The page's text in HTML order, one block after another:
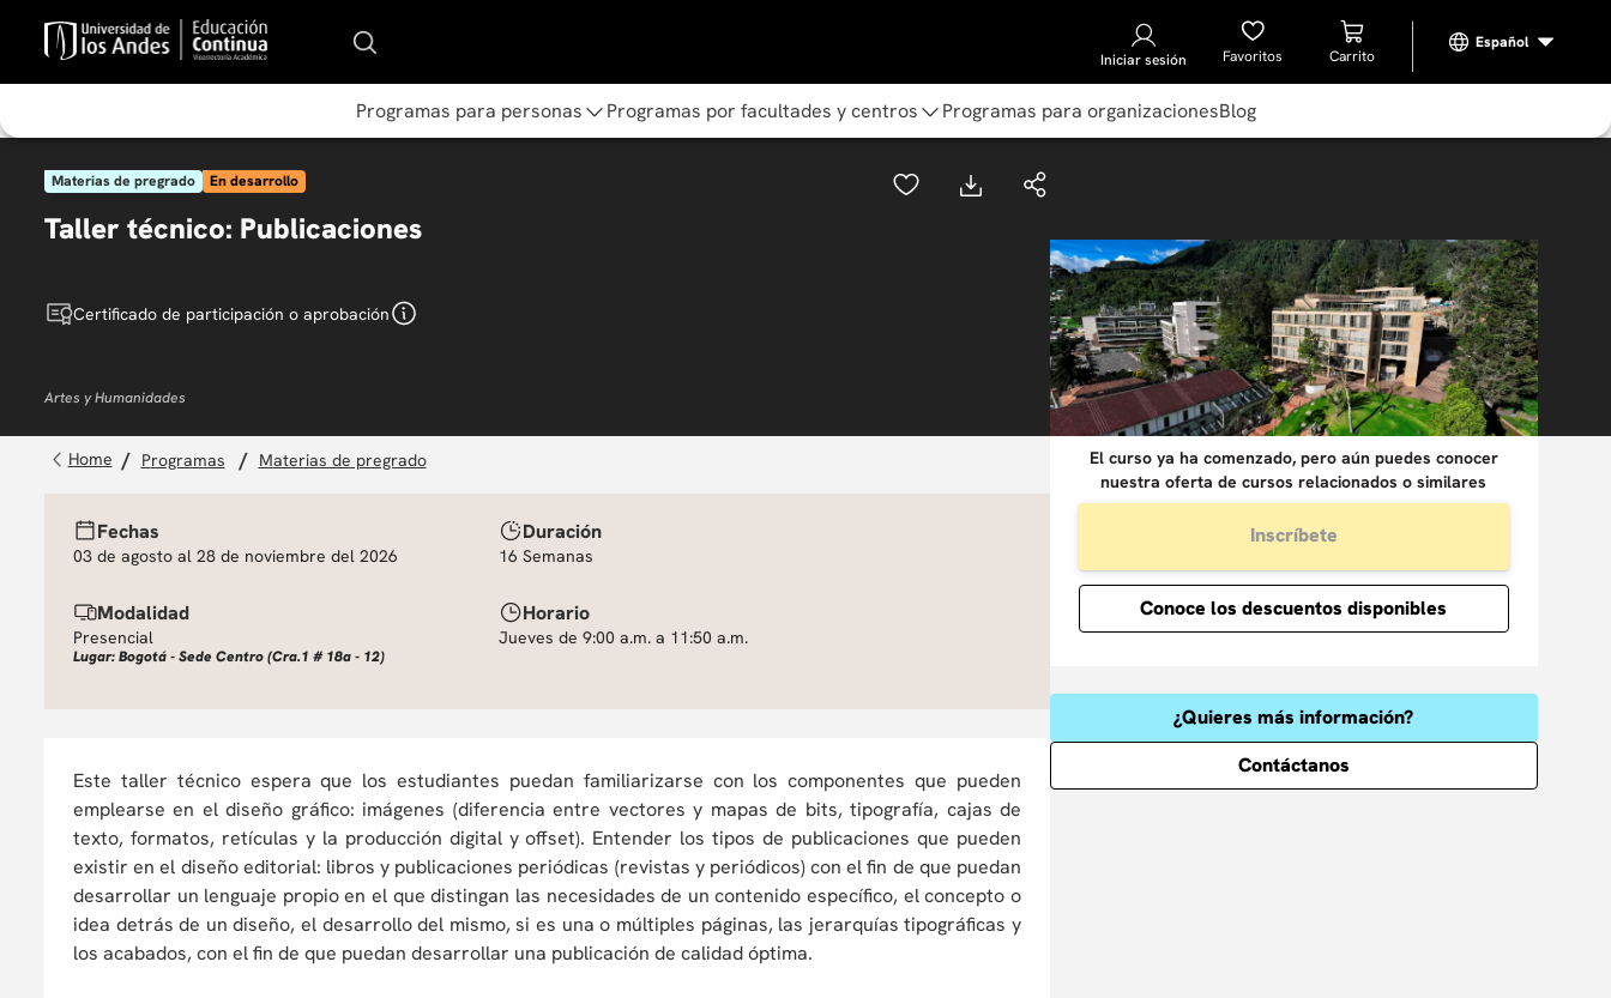
Iniciar sesión Favoritos
Programas para personas Programas por facultades y centros Programas para organizacionesBlog
Materias de pregrado En desarrollo
Taller técnico: Publicaciones
Certificado de participación o aprobación
Artes y Humanidades
programas materias de pregrado
Fechas
03 de agosto al 28 de noviembre del 2026
Duración
16 Semanas
Modalidad
Presencial
Lugar: Bogotá - Sede Centro (Cra.1 # 18a - 12)
Horario
Jueves de 9:00 a.m. a 11:50 a.m.
Este taller técnico espera que los estudiantes puedan familiarizarse con los componentes que pueden
emplearse en el diseño gráfico: imágenes (diferencia entre vectores y mapas de bits, tipografía, cajas de
texto, formatos, retículas y la producción digital y offset). Entender los tipos de publicaciones que pueden
existir en el diseño editorial: libros y publicaciones periódicas (revistas y periódicos) con el fin de que puedan
desarrollar un lenguaje propio en el que distingan las necesidades de un contenido específico, el concepto o
idea detrás de un diseño, el desarrollo del mismo, si es una o múltiples páginas, las jerarquías tipográficas y
los acabados, con el fin de que puedan desarrollar una publicación de calidad óptima.
El curso ya ha comenzado, pero aún puedes conocer
nuestra oferta de cursos relacionados o similares
Inscríbete
Conoce los descuentos disponibles
¿Quieres más información?
Contáctanos